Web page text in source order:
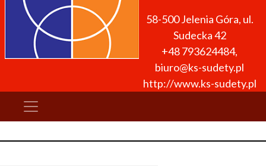
58-500 Jelenia Góra, ul.
Sudecka 42
+48 793624484,
biuro@ks-sudety.pl
http://www.ks-sudety.pl